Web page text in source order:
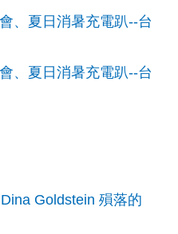
、夏日消暑充電趴--台
、夏日消暑充電趴--台
Goldstein 殞落的